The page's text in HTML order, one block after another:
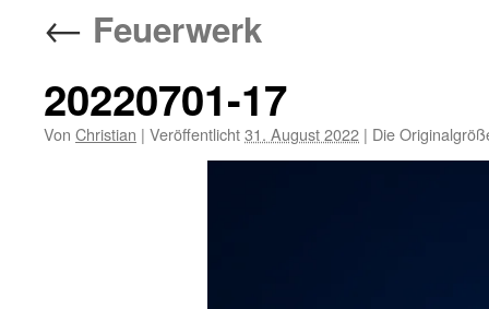
← Feuerwerk
20220701-17
Von Christian | Veröffentlicht31. August 2022 | Die